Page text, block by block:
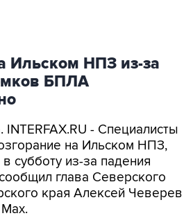
Ильском НПЗ из-за
БПЛА
INTERFAX.RU - Специалисты
на Ильском НПЗ,
субботу из-за падения
глава Северского
края Алексей Чеверев